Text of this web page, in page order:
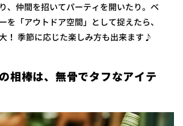
、仲間を招いてパーティを開いたり。ベ
を「アウトドア空間」として捉えたら、
！ 季節に応じた楽しみ方も出来ます♪
相棒は、無骨でタフなアイテ